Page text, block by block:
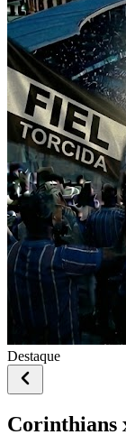
Destaque
Corinthians